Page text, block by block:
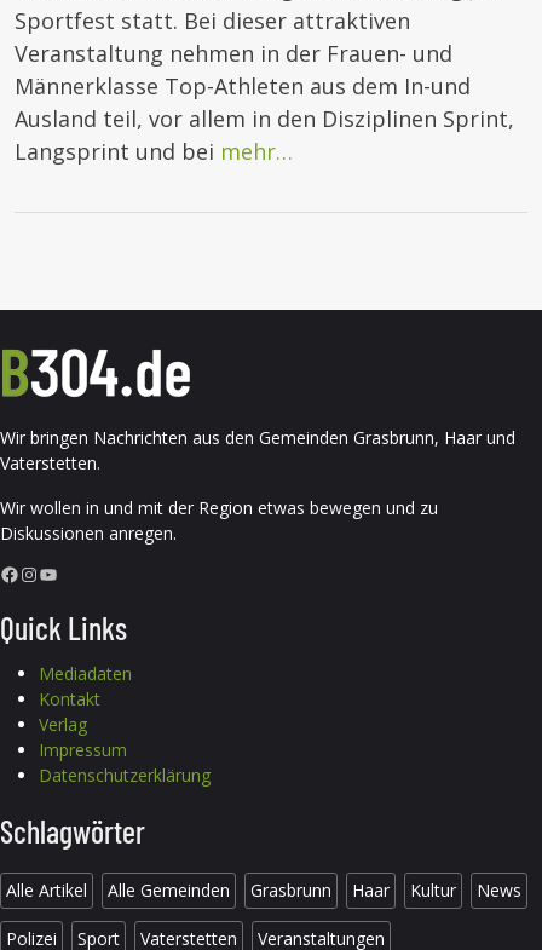
Sportfest statt. Bei dieser attraktiven
Veranstaltung nehmen in der Frauen- und
Männerklasse Top-Athleten aus dem In-und
Ausland teil, vor allem in den Disziplinen Sprint,
Langsprint und bei mehr…
Wir bringen Nachrichten aus den Gemeinden Grasbrunn, Haar und
Vaterstetten.
Wir wollen in und mit der Region etwas bewegen und zu
Diskussionen anregen.
Facebook InstagramYouTube
Quick Links
Mediadaten
Kontakt
Verlag
Impressum
Datenschutzerklärung
Schlagwörter
Alle Artikel Alle Gemeinden Grasbrunn Haar Kultur News
Polizei Sport Vaterstetten Veranstaltungen